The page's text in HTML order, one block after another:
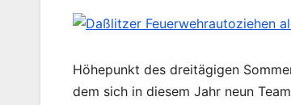
Höhepunkt des dreitägigen
dem sich in diesem Jahr neun